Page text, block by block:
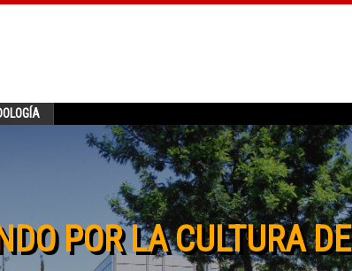
POR LA CULTURA DE